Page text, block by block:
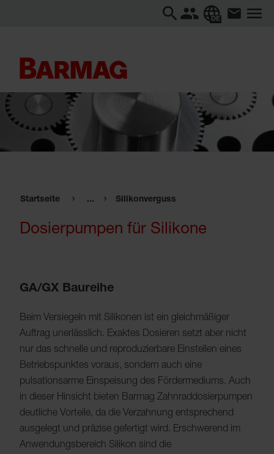
DE
Startseite ... Silikonverguss
Dosierpumpen für Silikone
GA/GX Baureihe
Beim Versiegeln mit Silikonen ist ein gleichmäßiger
Auftrag unerlässlich. Exaktes Dosieren setzt aber nicht
nur das schnelle und reproduzierbare Einstellen eines
Betriebspunktes voraus, sondern auch eine
pulsationsarme Einspeisung des Fördermediums. Auch
in dieser Hinsicht bieten Barmag Zahnraddosierpumpen
deutliche Vorteile, da die Verzahnung entsprechend
ausgelegt und präzise gefertigt wird. Erschwerend im
Anwendungsbereich Silikon sind die